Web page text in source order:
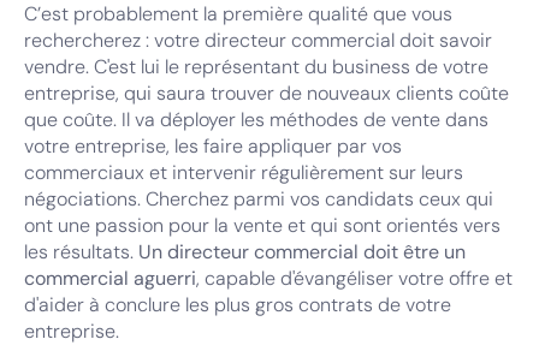
C’est probablement la première qualité que vous
rechercherez : votre directeur commercial doit savoir
vendre. C'est lui le représentant du business de votre
entreprise, qui saura trouver de nouveaux clients coûte
que coûte. Il va déployer les méthodes de vente dans
votre entreprise, les faire appliquer par vos
commerciaux et intervenir régulièrement sur leurs
négociations. Cherchez parmi vos candidats ceux qui
ont une passion pour la vente et qui sont orientés vers
les résultats. Un directeur commercial doit être un
commercial aguerri, capable d'évangéliser votre offre et
d'aider à conclure les plus gros contrats de votre
entreprise.